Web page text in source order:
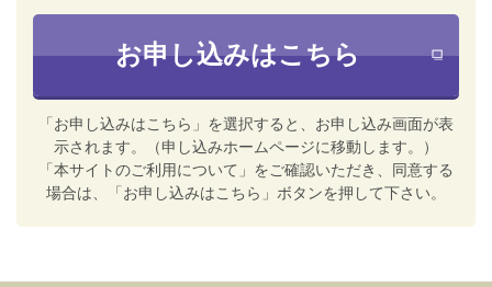
お申し込みはこちら
「お申し込みはこちら」を選択すると、お申し込み画面が表
示されます。（申し込みホームページに移動します。）
「本サイトのご利用について」をご確認いただき、同意する
場合は、「お申し込みはこちら」ボタンを押して下さい。